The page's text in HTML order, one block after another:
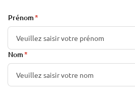
Prénom
Nom